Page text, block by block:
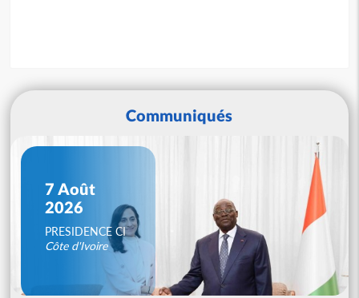
Communiqués
7 Août
2026
PRESIDENCE CI
Côte d'Ivoire